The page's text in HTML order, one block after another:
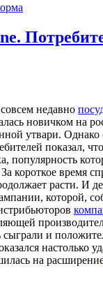
недавно
новичком на
утвари. Однако
показал,
популярность
короткое время
расти. И
которой,
сыграли и
настолько
на